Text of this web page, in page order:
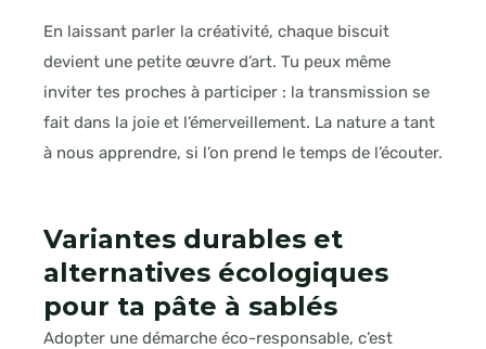
En laissant parler la créativité, chaque biscuit
devient une petite œuvre d’art. Tu peux même
inviter tes proches à participer : la transmission se
fait dans la joie et l’émerveillement. La nature a tant
à nous apprendre, si l’on prend le temps de l’écouter.
Variantes durables et
alternatives écologiques
pour ta pâte à sablés
Adopter une démarche éco-responsable, c’est